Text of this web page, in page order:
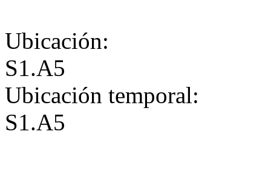
Ubicación:
S1.A5
Ubicación temporal:
S1.A5